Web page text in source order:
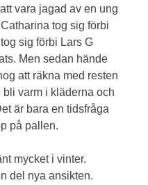
vara jagad av en ung
tog sig förbi
sig förbi Lars G
Men sedan hände
att räkna med resten
varm i kläderna och
är bara en tidsfråga
på pallen.
mycket i vinter.
del nya ansikten.